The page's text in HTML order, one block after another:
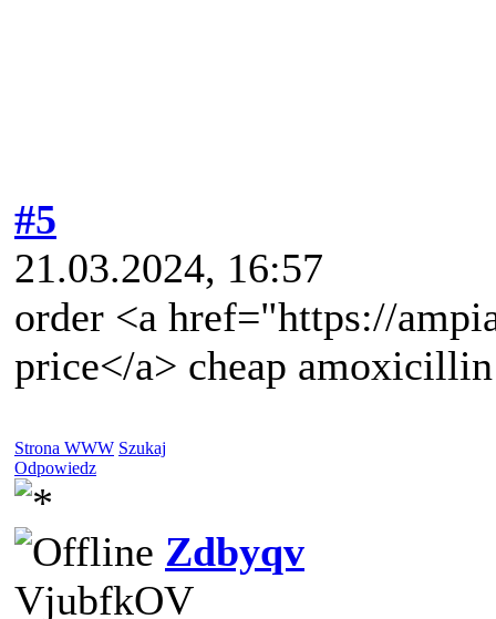
#5
21.03.2024, 16:57
order <a href="https://
price</a> cheap
Strona WWW Szukaj
Odpowiedz
Zdbyqv
VjubfkOV